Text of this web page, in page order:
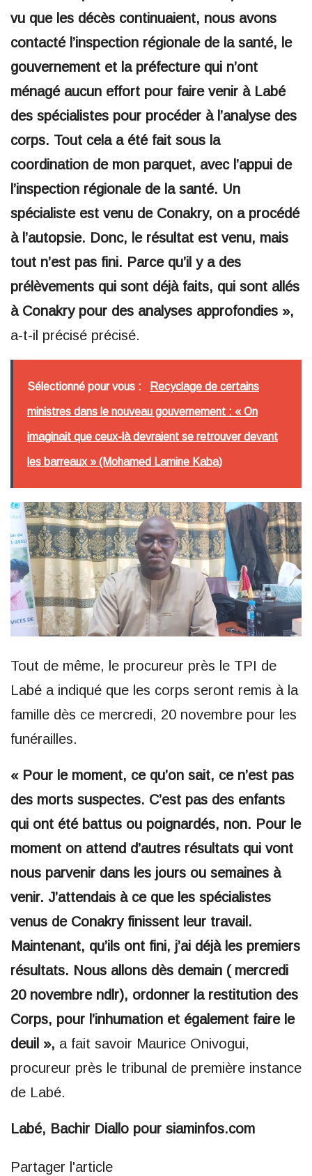
vu que les décès continuaient, nous avons
contacté l’inspection régionale de la santé, le
gouvernement et la préfecture qui n’ont
ménagé aucun effort pour faire venir à Labé
des spécialistes pour procéder à l’analyse des
corps. Tout cela a été fait sous la
coordination de mon parquet, avec l’appui de
l’inspection régionale de la santé. Un
spécialiste est venu de Conakry, on a procédé
à l’autopsie. Donc, le résultat est venu, mais
tout n’est pas fini. Parce qu’il y a des
prélèvements qui sont déjà faits, qui sont allés
à Conakry pour des analyses approfondies »,
a-t-il précisé précisé.
Sélectionné pour vous : Recyclage de certains
ministres dans le nouveau gouvernement : « On
imaginait que ceux-là devraient se retrouver devant
les barreaux » (Mohamed Lamine Kaba)
Tout de même, le procureur près le TPI de
Labé a indiqué que les corps seront remis à la
famille dès ce mercredi, 20 novembre pour les
funérailles.
« Pour le moment, ce qu’on sait, ce n’est pas
des morts suspectes. C’est pas des enfants
qui ont été battus ou poignardés, non. Pour le
moment on attend d’autres résultats qui vont
nous parvenir dans les jours ou semaines à
venir. J’attendais à ce que les spécialistes
venus de Conakry finissent leur travail.
Maintenant, qu’ils ont fini, j’ai déjà les premiers
résultats. Nous allons dès demain ( mercredi
20 novembre ndlr), ordonner la restitution des
Corps, pour l’inhumation et également faire le
deuil », a fait savoir Maurice Onivogui,
procureur près le tribunal de première instance
de Labé.
Labé, Bachir Diallo pour siaminfos.com
Partager l'article